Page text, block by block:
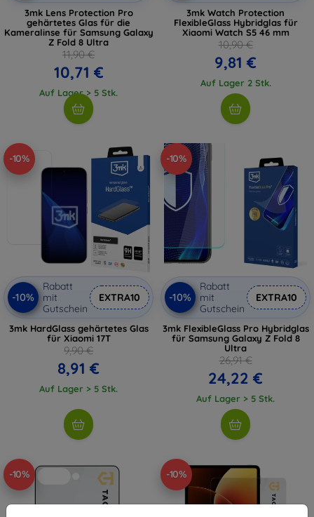
3mk Lens Protection Pro
gehärtetes Glas für die
Kameralinse für Samsung Galaxy
Z Fold 8 Ultra
11,90 €
10,71 €
Auf Lager > 5 Stk.
3mk Watch Protection
FlexibleGlass Hybridglas für
Xiaomi Watch S5 46 mm
10,90 €
9,81 €
Auf Lager 2 Stk.
-10%
-10%
Rabatt
mit
Gutschein
EXTRA10
3mk HardGlass gehärtetes Glas
für Xiaomi 17T
9,90 €
8,91 €
Auf Lager > 5 Stk.
-10%
-10%
Rabatt
mit
Gutschein
EXTRA10
3mk FlexibleGlass Pro Hybridglas
für Samsung Galaxy Z Fold 8
Ultra
26,91 €
24,22 €
Auf Lager > 5 Stk.
-10% -10%